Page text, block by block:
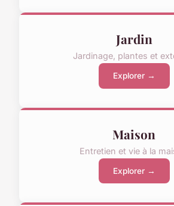
Jardin
Jardinage, plantes et
Explorer →
Maison
Entretien et vie à la
Explorer →